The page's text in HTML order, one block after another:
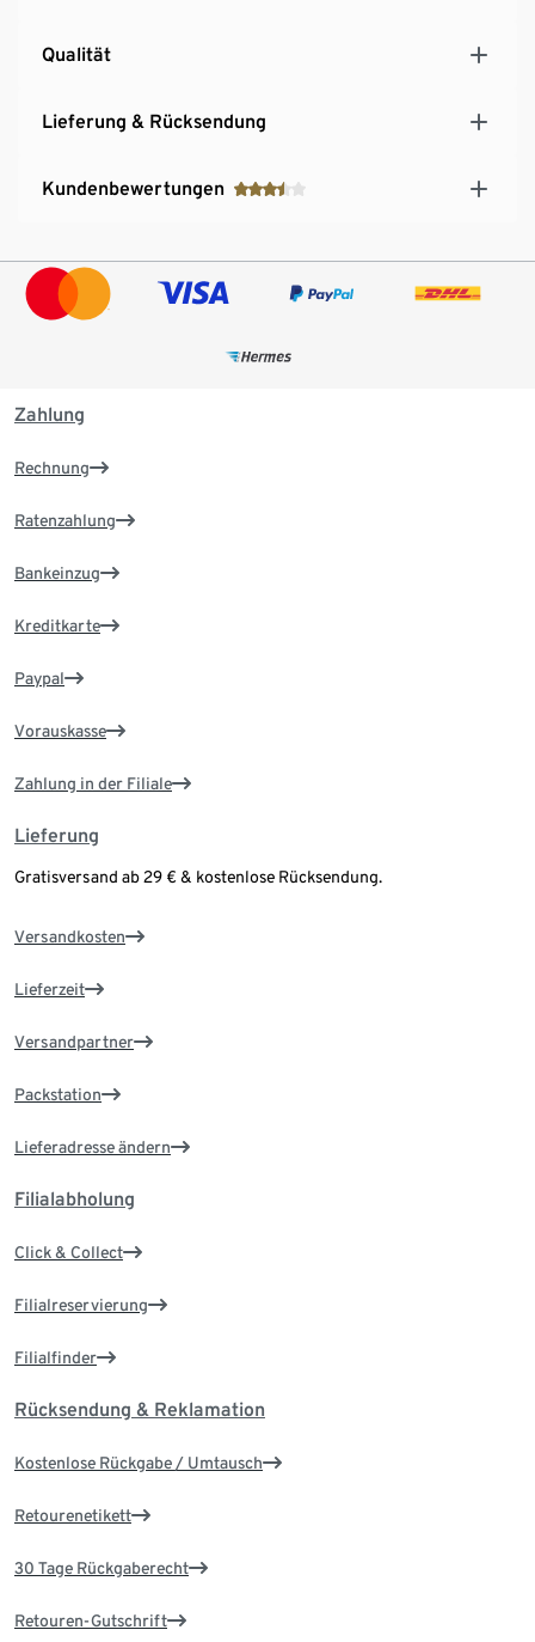
Qualität
Lieferung & Rücksendung
Kundenbewertungen
Zahlung
Rechnung
Ratenzahlung
Bankeinzug
Kreditkarte
Paypal
Vorauskasse
Zahlung in der Filiale
Lieferung
Gratisversand ab 29 € & kostenlose Rücksendung.
Versandkosten
Lieferzeit
Versandpartner
Packstation
Lieferadresse ändern
Filialabholung
Click & Collect
Filialreservierung
Filialfinder
Rücksendung & Reklamation
Kostenlose Rückgabe / Umtausch
Retourenetikett
30 Tage Rückgaberecht
Retouren-Gutschrift